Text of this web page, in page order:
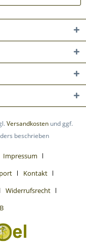
Versandkosten und ggf.
beschrieben
Impressum
Kontakt
Widerrufsrecht